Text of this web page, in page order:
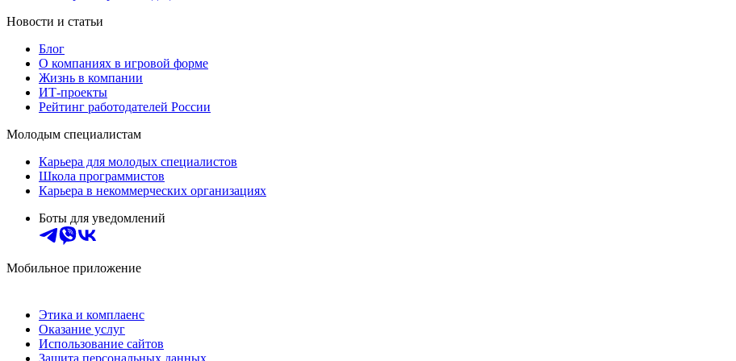
Новости и статьи
Блог
О компаниях в игровой форме
Жизнь в компании
ИТ-проекты
Рейтинг работодателей России
Молодым специалистам
Карьера для молодых специалистов
Школа программистов
Карьера в некоммерческих организациях
Боты для уведомлений
Мобильное приложение
Этика и комплаенс
Оказание услуг
Использование сайтов
Защита персональных данных